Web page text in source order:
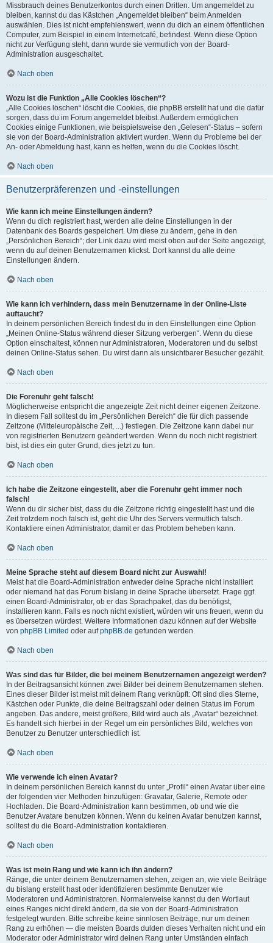
Missbrauch deines Benutzerkontos durch einen Dritten. Um angemeldet zu
bleiben, kannst du das Kästchen „Angemeldet bleiben“ beim Anmelden
auswählen. Dies ist nicht empfehlenswert, wenn du dich an einem öffentlichen
Computer, zum Beispiel in einem Internetcafé, befindest. Wenn diese Option
nicht zur Verfügung steht, dann wurde sie vermutlich von der Board-
Administration ausgeschaltet.
Nach oben
Wozu ist die Funktion „Alle Cookies löschen“?
„Alle Cookies löschen“ löscht die Cookies, die phpBB erstellt hat und die dafür
sorgen, dass du im Forum angemeldet bleibst. Außerdem ermöglichen
Cookies einige Funktionen, wie beispielsweise den „Gelesen“-Status – sofern
sie von der Board-Administration aktiviert wurden. Wenn du Probleme bei der
An- oder Abmeldung hast, kann es helfen, wenn du die Cookies löscht.
Nach oben
Benutzerpräferenzen und -einstellungen
Wie kann ich meine Einstellungen ändern?
Wenn du dich registriert hast, werden alle deine Einstellungen in der
Datenbank des Boards gespeichert. Um diese zu ändern, gehe in den
„Persönlichen Bereich“; der Link dazu wird meist oben auf der Seite angezeigt,
wenn du auf deinen Benutzernamen klickst. Dort kannst du alle deine
Einstellungen ändern.
Nach oben
Wie kann ich verhindern, dass mein Benutzername in der Online-Liste
auftaucht?
In deinem persönlichen Bereich findest du in den Einstellungen eine Option
„Meinen Online-Status während dieser Sitzung verbergen“. Wenn du diese
Option einschaltest, können nur Administratoren, Moderatoren und du selbst
deinen Online-Status sehen. Du wirst dann als unsichtbarer Besucher gezählt.
Nach oben
Die Forenuhr geht falsch!
Möglicherweise entspricht die angezeigte Zeit nicht deiner eigenen Zeitzone.
In diesem Fall solltest du im „Persönlichen Bereich“ die für dich passende
Zeitzone (Mitteleuropäische Zeit, ...) festlegen. Die Zeitzone kann dabei nur
von registrierten Benutzern geändert werden. Wenn du noch nicht registriert
bist, ist dies ein guter Grund, dies jetzt zu tun.
Nach oben
Ich habe die Zeitzone eingestellt, aber die Forenuhr geht immer noch
falsch!
Wenn du dir sicher bist, dass du die Zeitzone richtig eingestellt hast und die
Zeit trotzdem noch falsch ist, geht die Uhr des Servers vermutlich falsch.
Kontaktiere einen Administrator, damit er das Problem beheben kann.
Nach oben
Meine Sprache steht auf diesem Board nicht zur Auswahl!
Meist hat die Board-Administration entweder deine Sprache nicht installiert
oder niemand hat das Forum bislang in deine Sprache übersetzt. Frage ggf.
einen Board-Administrator, ob er das Sprachpaket, das du benötigst,
installieren kann. Falls es noch nicht existiert, würden wir uns freuen, wenn du
es übersetzen würdest. Weitere Informationen dazu können auf der Website
von phpBB Limited oder aufphpBB.de gefunden werden.
Nach oben
Was sind das für Bilder, die bei meinem Benutzernamen angezeigt werden?
In der Beitragsansicht können zwei Bilder bei deinem Benutzernamen stehen.
Eines dieser Bilder ist meist mit deinem Rang verknüpft: Oft sind dies Sterne,
Kästchen oder Punkte, die deine Beitragszahl oder deinen Status im Forum
angeben. Das andere, meist größere, Bild wird auch als „Avatar“ bezeichnet.
Es handelt sich hierbei in der Regel um ein persönliches Bild, welches von
Benutzer zu Benutzer unterschiedlich ist.
Nach oben
Wie verwende ich einen Avatar?
In deinem persönlichen Bereich kannst du unter „Profil“ einen Avatar über eine
der folgenden vier Methoden hinzufügen: Gravatar, Galerie, Remote oder
Hochladen. Die Board-Administration kann bestimmen, ob und wie die
Benutzer Avatare benutzen können. Wenn du keinen Avatar benutzen kannst,
solltest du die Board-Administration kontaktieren.
Nach oben
Was ist mein Rang und wie kann ich ihn ändern?
Ränge, die unter deinem Benutzernamen stehen, zeigen an, wie viele Beiträge
du bislang erstellt hast oder identifizieren bestimmte Benutzer wie
Moderatoren und Administratoren. Normalerweise kannst du den Wortlaut
eines Ranges nicht direkt ändern, da sie von der Board-Administration
festgelegt wurden. Bitte schreibe keine sinnlosen Beiträge, nur um deinen
Rang zu erhöhen — die meisten Boards dulden dieses Verhalten nicht und ein
Moderator oder Administrator wird deinen Rang unter Umständen einfach